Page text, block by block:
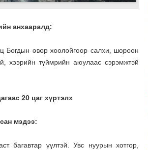
анхааралд:
Богдын өвөр хоолойгоор салхи, шороон
хээрийн түймрийн аюулаас сэрэмжтэй
20 цаг хүртэлх
мэдээ:
багавтар үүлтэй. Увс нуурын хотгор,